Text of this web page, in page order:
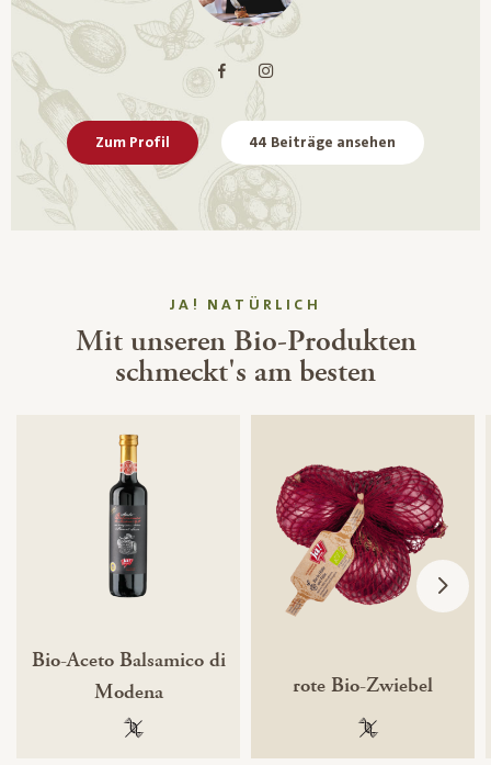
Zum Profil 44 Beiträge ansehen
JA! NATÜRLICH
Mit unseren Bio-Produkten
schmeckt's am besten
Bio-Aceto Balsamico di
Modena
100 % gentechnikfrei
rote Bio-Zwiebel
100 %